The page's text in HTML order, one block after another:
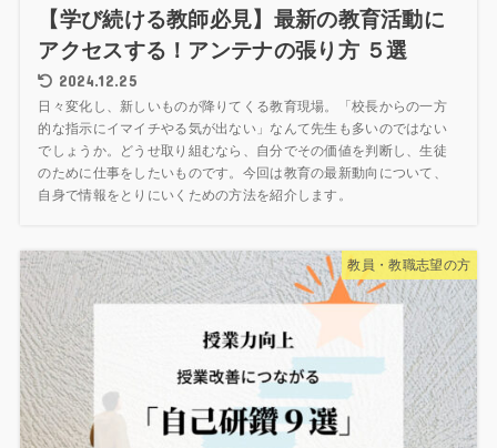
【学び続ける教師必見】最新の教育活動に
アクセスする！アンテナの張り方 ５選
2024.12.25
日々変化し、新しいものが降りてくる教育現場。「校長からの一方
的な指示にイマイチやる気が出ない」なんて先生も多いのではない
でしょうか。どうせ取り組むなら、自分でその価値を判断し、生徒
のために仕事をしたいものです。今回は教育の最新動向について、
自身で情報をとりにいくための方法を紹介します。
教員・教職志望の方